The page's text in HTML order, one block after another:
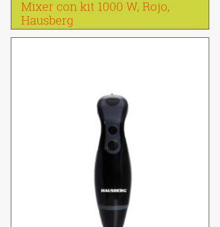
Mixer con kit 1000 W, Rojo,
Hausberg